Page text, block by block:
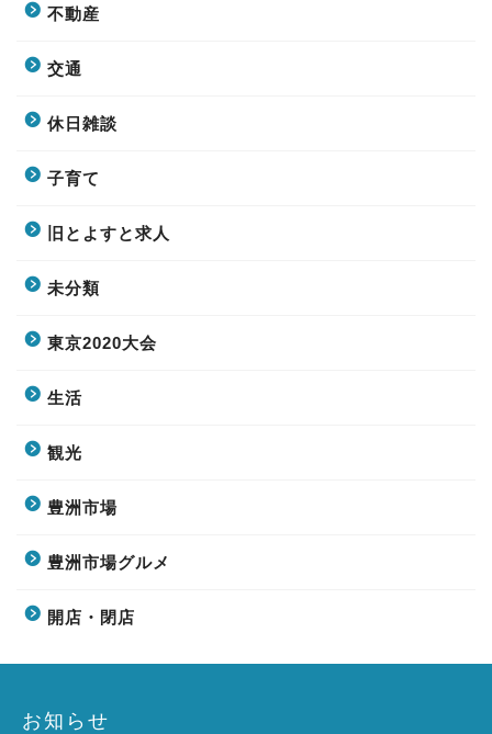
不動産
交通
休日雑談
子育て
旧とよすと求人
未分類
東京2020大会
生活
観光
豊洲市場
豊洲市場グルメ
開店・閉店
お知らせ